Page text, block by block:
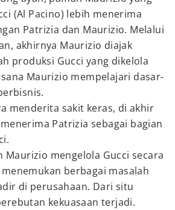
(Al Pacino) lebih menerima
Patrizia dan Maurizio. Melalui
akhirnya Maurizio diajak
produksi Gucci yang dikelola
Maurizio mempelajari dasar-
menderita sakit keras, di akhir
Patrizia sebagai bagian
Maurizio mengelola Gucci secara
berbagai masalah
di perusahaan. Dari situ
kekuasaan terjadi.